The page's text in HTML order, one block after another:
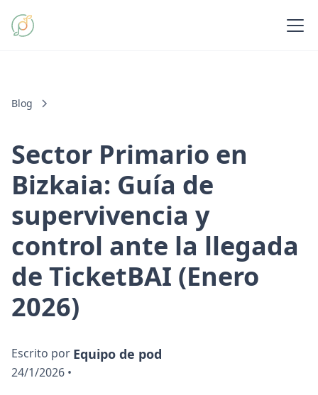
Blog
Sector Primario en
Bizkaia: Guía de
supervivencia y
control ante la llegada
de TicketBAI (Enero
2026)
Escrito por Equipo de pod
24/1/2026 •